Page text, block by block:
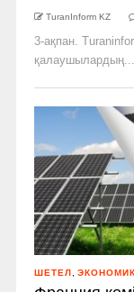
TuranInform KZ
3-ақпан.
қалаушылардың...
ШЕТЕЛ